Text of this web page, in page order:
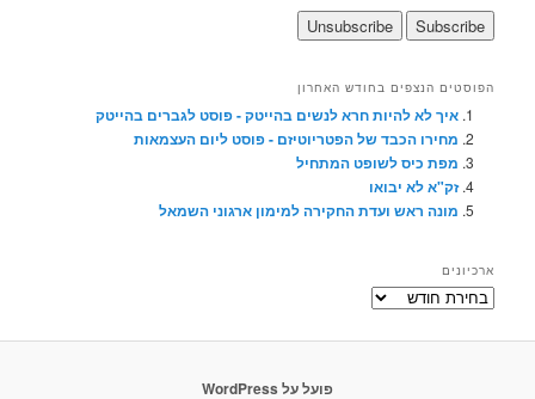
הפוסטים הנצפים בחודש האחרון
איך לא להיות חרא לנשים בהייטק - פוסט לגברים בהייטק
מחירו הכבד של הפטריוטיזם - פוסט ליום העצמאות
מפת כיס לשופט המתחיל
זק"א לא יבואו
מונה ראש ועדת החקירה למימון ארגוני השמאל
ארכיונים
ארכיונים
פועל על WordPress